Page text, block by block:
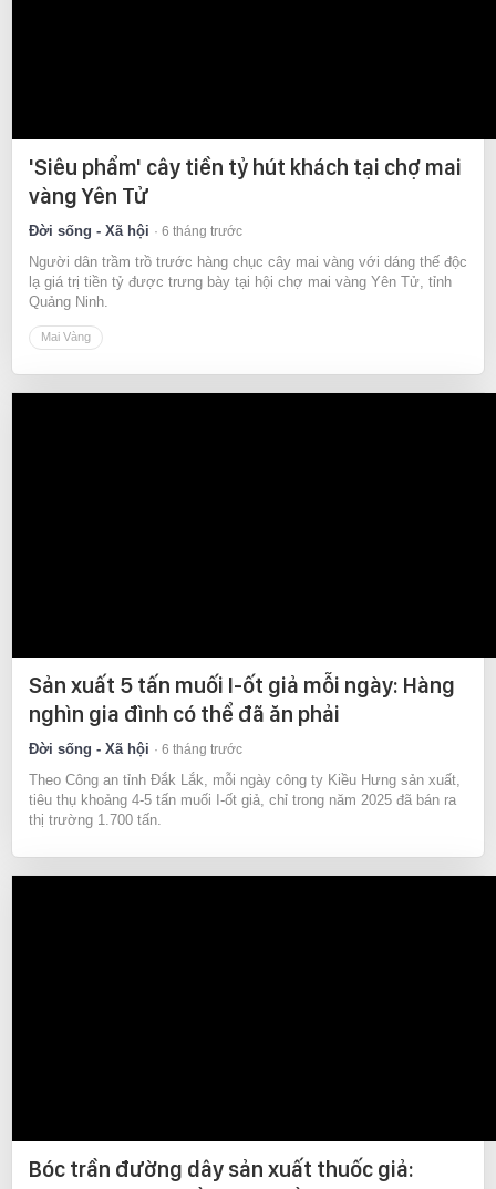
'Siêu phẩm' cây tiền tỷ hút khách tại chợ mai
vàng Yên Tử
Đời sống - Xã hội 6 tháng trước
Người dân trầm trồ trước hàng chục cây mai vàng với dáng thế độc
lạ giá trị tiền tỷ được trưng bày tại hội chợ mai vàng Yên Tử, tỉnh
Quảng Ninh.
Mai Vàng
Sản xuất 5 tấn muối I-ốt giả mỗi ngày: Hàng
nghìn gia đình có thể đã ăn phải
Đời sống - Xã hội 6 tháng trước
Theo Công an tỉnh Đắk Lắk, mỗi ngày công ty Kiều Hưng sản xuất,
tiêu thụ khoảng 4-5 tấn muối I-ốt giả, chỉ trong năm 2025 đã bán ra
thị trường 1.700 tấn.
Bóc trần đường dây sản xuất thuốc giả: